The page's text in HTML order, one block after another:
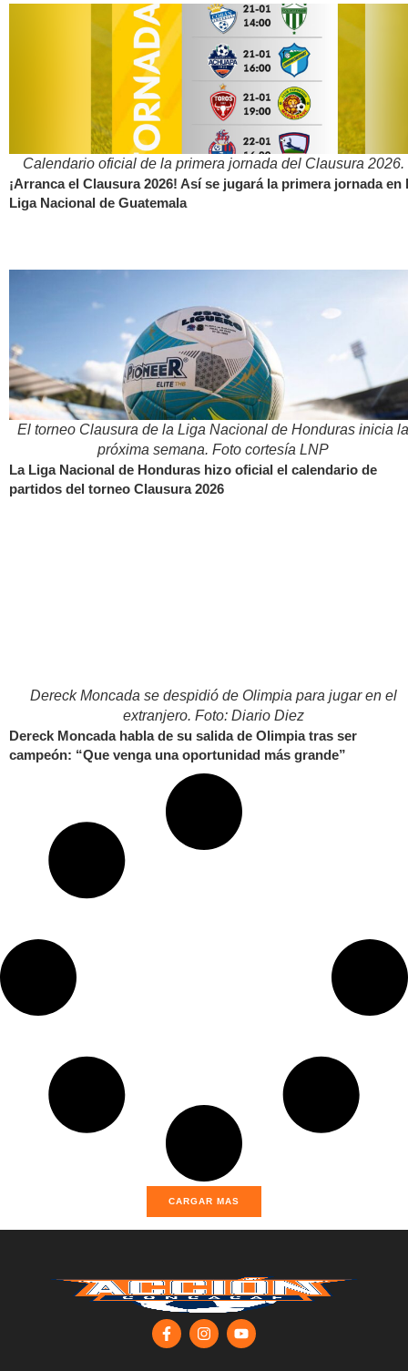
Calendario oficial de la primera jornada del Clausura 2026.
¡Arranca el Clausura 2026! Así se jugará la primera jornada en
Liga Nacional de Guatemala
El torneo Clausura de la Liga Nacional de Honduras inicia la
próxima semana. Foto cortesía LNP
La Liga Nacional de Honduras hizo oficial el calendario de
partidos del torneo Clausura 2026
Dereck Moncada se despidió de Olimpia para jugar en el
extranjero. Foto: Diario Diez
Dereck Moncada habla de su salida de Olimpia tras ser
campeón: “Que venga una oportunidad más grande”
CARGAR MAS